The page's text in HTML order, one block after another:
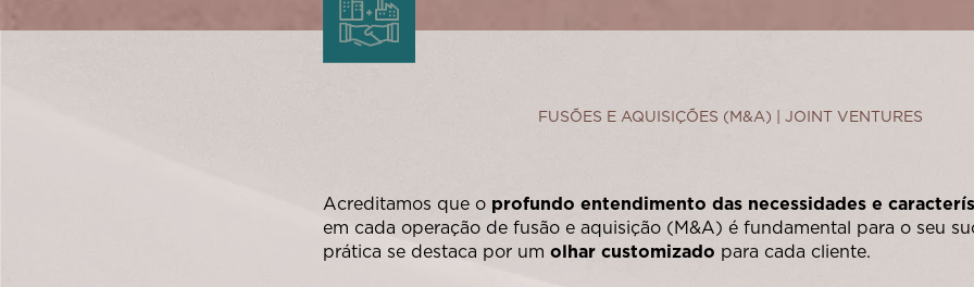
FUSÕES E AQUISIÇÕES (M&A) | JOINT VENTURES
Acreditamos que o profundo entendimento das necessidades e
em cada operação de fusão e aquisição (M&A) é fundamental para o seu
prática se destaca por um olhar customizado para cada cliente.